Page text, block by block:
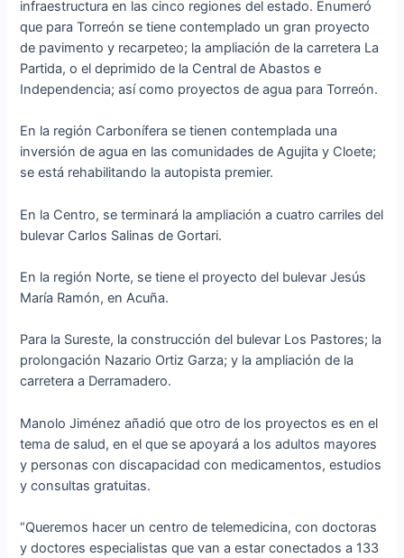
infraestructura en las cinco regiones del estado. Enumeró
que para Torreón se tiene contemplado un gran proyecto
de pavimento y recarpeteo; la ampliación de la carretera La
Partida, o el deprimido de la Central de Abastos e
Independencia; así como proyectos de agua para Torreón.
En la región Carbonífera se tienen contemplada una
inversión de agua en las comunidades de Agujita y Cloete;
se está rehabilitando la autopista premier.
En la Centro, se terminará la ampliación a cuatro carriles del
bulevar Carlos Salinas de Gortari.
En la región Norte, se tiene el proyecto del bulevar Jesús
María Ramón, en Acuña.
Para la Sureste, la construcción del bulevar Los Pastores; la
prolongación Nazario Ortiz Garza; y la ampliación de la
carretera a Derramadero.
Manolo Jiménez añadió que otro de los proyectos es en el
tema de salud, en el que se apoyará a los adultos mayores
y personas con discapacidad con medicamentos, estudios
y consultas gratuitas.
“Queremos hacer un centro de telemedicina, con doctoras
y doctores especialistas que van a estar conectados a 133